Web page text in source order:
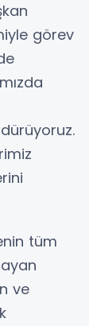
görev
tüm
ve